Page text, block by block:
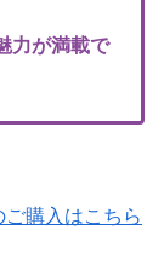
力が満載で
購入はこちら